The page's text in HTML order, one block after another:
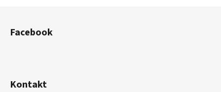
Facebook
Kontakt